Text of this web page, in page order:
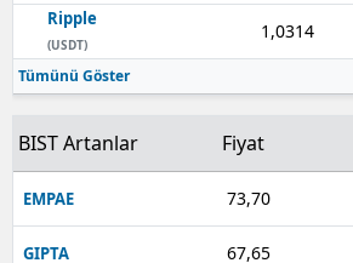
Ripple
(USDT)
1,0314
Tümünü Göster
BIST Artanlar Fiyat
EMPAE 73,70
GIPTA 67,65